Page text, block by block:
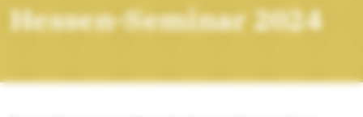
Hessen-Seminar 2024